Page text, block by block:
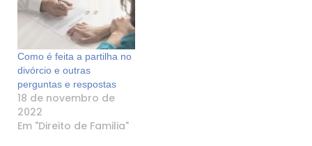
Como é feita a partilha no
divórcio e outras
perguntas e respostas
18 de novembro de
2022
Em "Direito de Familia"